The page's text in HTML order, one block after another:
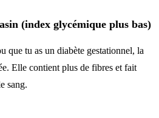
(index glycémique plus bas)
que tu as un diabète gestationnel, la
Elle contient plus de fibres et fait
sang.